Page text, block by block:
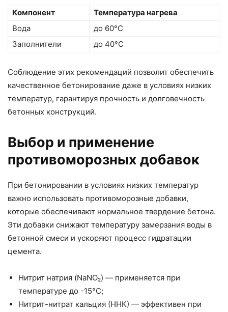
Компонент
Температура нагрева
Вода
до 60°C
Заполнители
до 40°C
Соблюдение этих рекомендаций позволит обеспечить
качественное бетонирование даже в условиях низких
температур, гарантируя прочность и долговечность
бетонных конструкций.
Выбор и применение
противоморозных добавок
При бетонировании в условиях низких температур
важно использовать противоморозные добавки,
которые обеспечивают нормальное твердение бетона.
Эти добавки снижают температуру замерзания воды в
бетонной смеси и ускоряют процесс гидратации
цемента.
Нитрит натрия (NaNО₂) — применяется при
температуре до -15°C;
Нитрит-нитрат кальция (ННК) — эффективен при